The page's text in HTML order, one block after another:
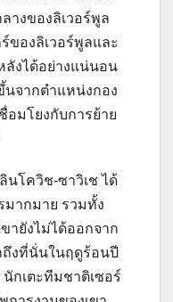
างของลิเวอร์พูล
ของลิเวอร์พูลและ
ลังได้อย่างแน่นอน
จากตำแหน่งกอง
อมโยงกับการย้าย
นโควิช-ซาวิเช ได้
มากมาย รวมทั้ง
ขายังไม่ได้ออกจาก
งที่นั่นในฤดูร้อนปี
กเตะทีมชาติเซอร์